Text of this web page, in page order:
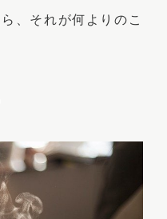
、それが何よりのこ